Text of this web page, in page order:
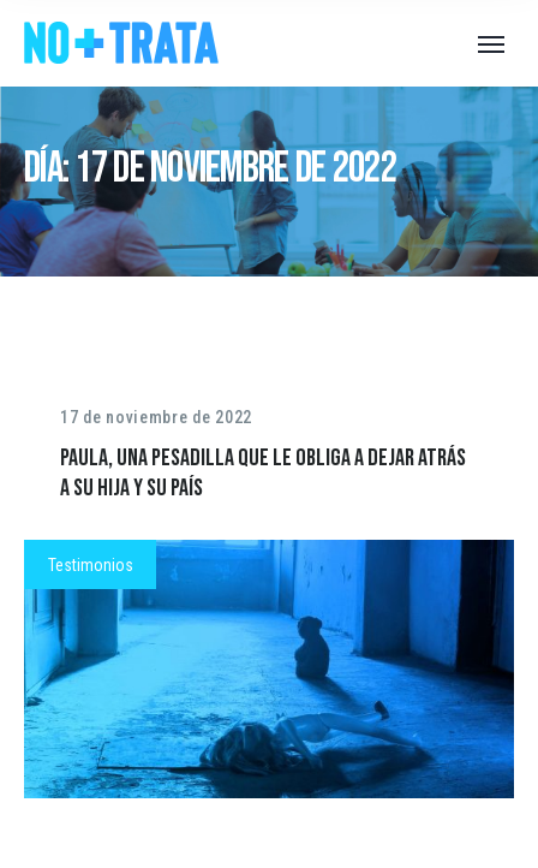
Día:17 de noviembre de 2022
17 de noviembre de 2022
Paula, una pesadilla que le obliga a dejar atrás
a su hija y su país
Testimonios